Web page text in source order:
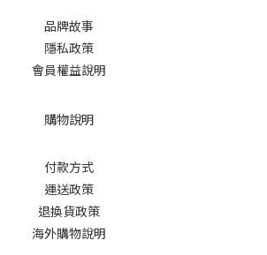
品牌故事
隱私政策
會員權益說明
購物說明
付款方式
運送政策
退換貨政策
海外購物說明